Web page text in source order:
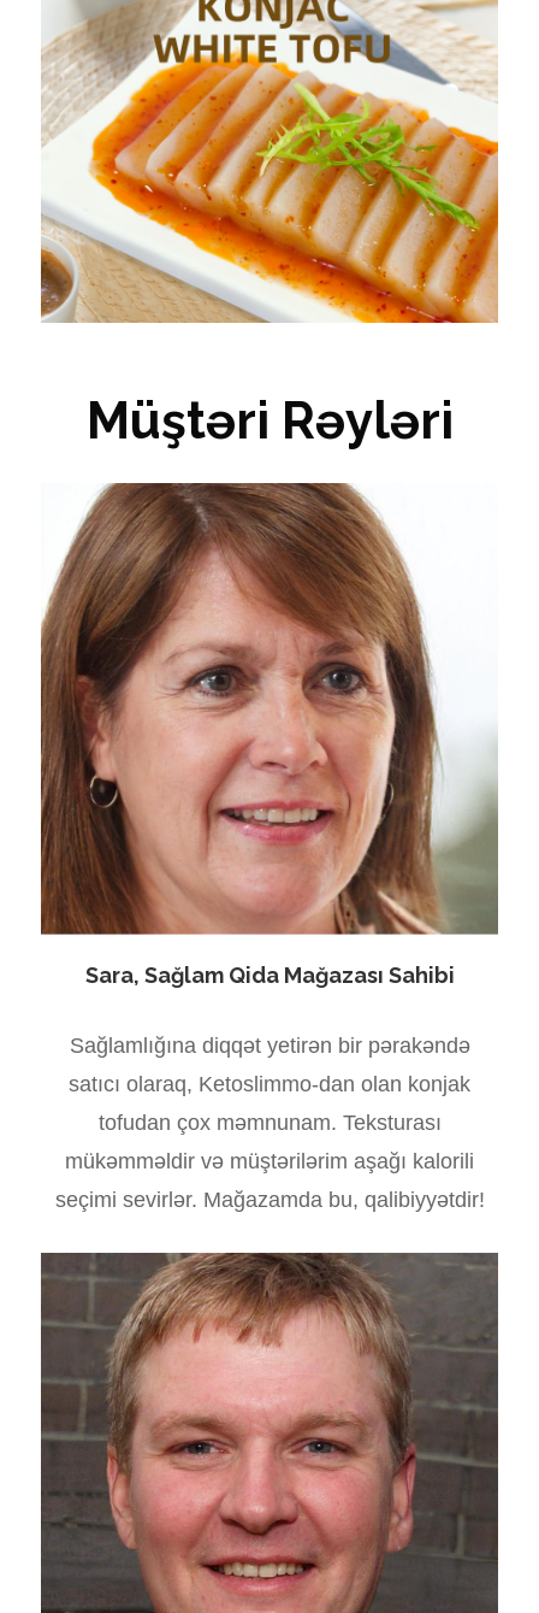
Müştəri Rəyləri
Sara, Sağlam Qida Mağazası Sahibi
Sağlamlığına diqqət yetirən bir pərakəndə
satıcı olaraq, Ketoslimmo-dan olan konjak
tofudan çox məmnunam. Teksturası
mükəmməldir və müştərilərim aşağı kalorili
seçimi sevirlər. Mağazamda bu, qalibiyyətdir!